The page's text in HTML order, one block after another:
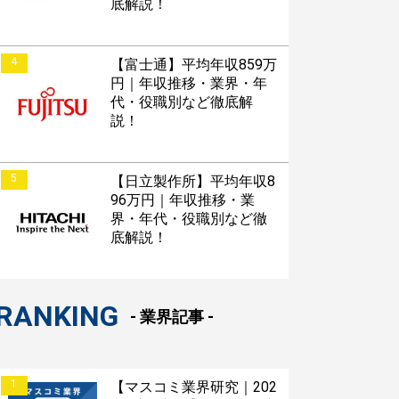
底解説！
4
【富士通】平均年収859万
円｜年収推移・業界・年
代・役職別など徹底解
説！
5
【日立製作所】平均年収8
96万円｜年収推移・業
界・年代・役職別など徹
底解説！
- 業界記事 -
1
【マスコミ業界研究｜202